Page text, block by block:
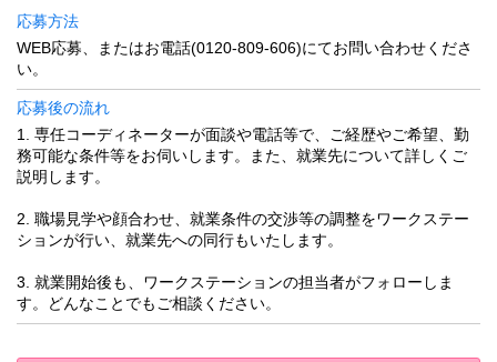
応募方法
WEB応募、またはお電話(0120-809-606)にてお問い合わせくださ
い。
応募後の流れ
1. 専任コーディネーターが面談や電話等で、ご経歴やご希望、勤
務可能な条件等をお伺いします。また、就業先について詳しくご
説明します。
2. 職場見学や顔合わせ、就業条件の交渉等の調整をワークステー
ションが行い、就業先への同行もいたします。
3. 就業開始後も、ワークステーションの担当者がフォローしま
す。どんなことでもご相談ください。